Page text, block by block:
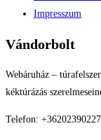
Impresszum
Vándorbolt
Webáruház –
kéktúrázás
Telefon: +36202390227